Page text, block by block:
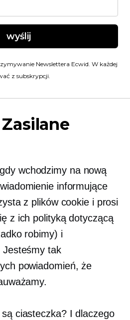
wyślij
Newslettera Ecwid. W każdej
z subskrypcji.
wchodzimy na nową
informujące
z plików cookie i prosi
z ich polityką dotyczącą
robimy) i
Jesteśmy tak
powiadomień, że
są ciasteczka? I dlaczego